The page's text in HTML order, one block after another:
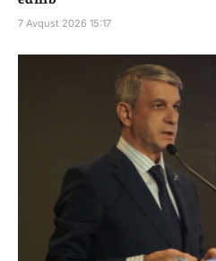
7 Avqust 2026 15:17